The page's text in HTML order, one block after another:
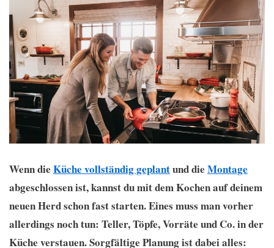
Wenn die Küche vollständig geplantund die Montage
abgeschlossen ist, kannst du mit dem Kochen auf deinem
neuen Herd schon fast starten. Eines muss man vorher
allerdings noch tun: Teller, Töpfe, Vorräte und Co. in der
Küche verstauen. Sorgfältige Planung ist dabei alles: